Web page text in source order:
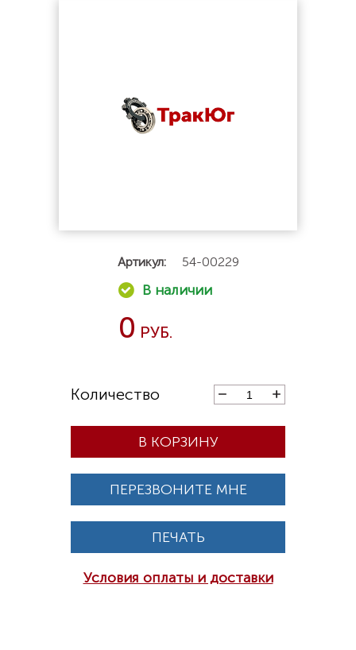
Артикул: 54-00229
0
В КОРЗИНУ
ПЕРЕЗВОНИТЕ МНЕ
ПЕЧАТЬ
Условия оплаты и доставки